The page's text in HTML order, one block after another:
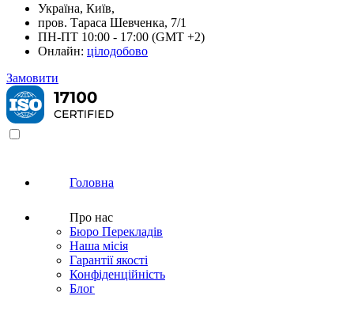
Україна, Київ,
пров. Тараса Шевченка, 7/1
ПН-ПТ 10:00 - 17:00 (GMT +2)
Онлайн: цілодобово
Замовити
Головна
Про нас
Бюро Перекладів
Наша місія
Гарантії якості
Конфіденційність
Блог